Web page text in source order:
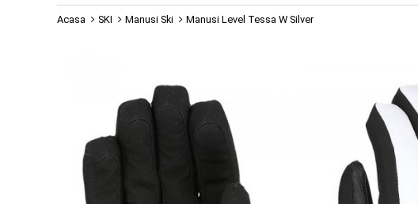
Acasa SKI Manusi Ski Manusi Level Tessa W Silver